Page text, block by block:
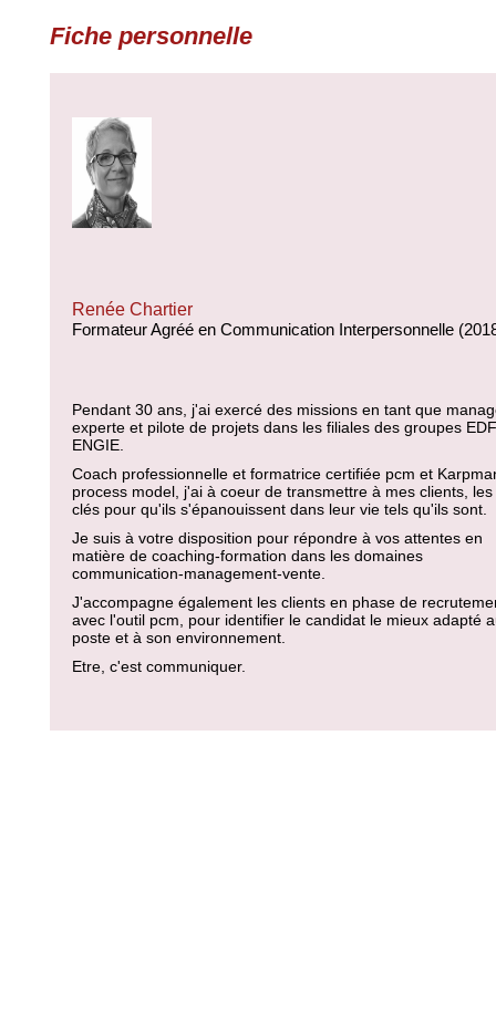
Fiche personnelle
Renée Chartier
Formateur Agréé en Communication Interpersonnelle
Pendant 30 ans, j'ai exercé des missions en tant que
experte et pilote de projets dans les filiales des groupes
ENGIE.
Coach professionnelle et formatrice certifiée pcm et
process model, j'ai à coeur de transmettre à mes clients, les
clés pour qu'ils s'épanouissent dans leur vie tels qu'ils sont.
Je suis à votre disposition pour répondre à vos attentes en
matière de coaching-formation dans les domaines
communication-management-vente.
J'accompagne également les clients en phase de
avec l'outil pcm, pour identifier le candidat le mieux adapté
poste et à son environnement.
Etre, c'est communiquer.